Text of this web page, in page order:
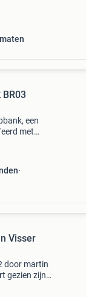
een
met
Visser
door martin
gezien zijn